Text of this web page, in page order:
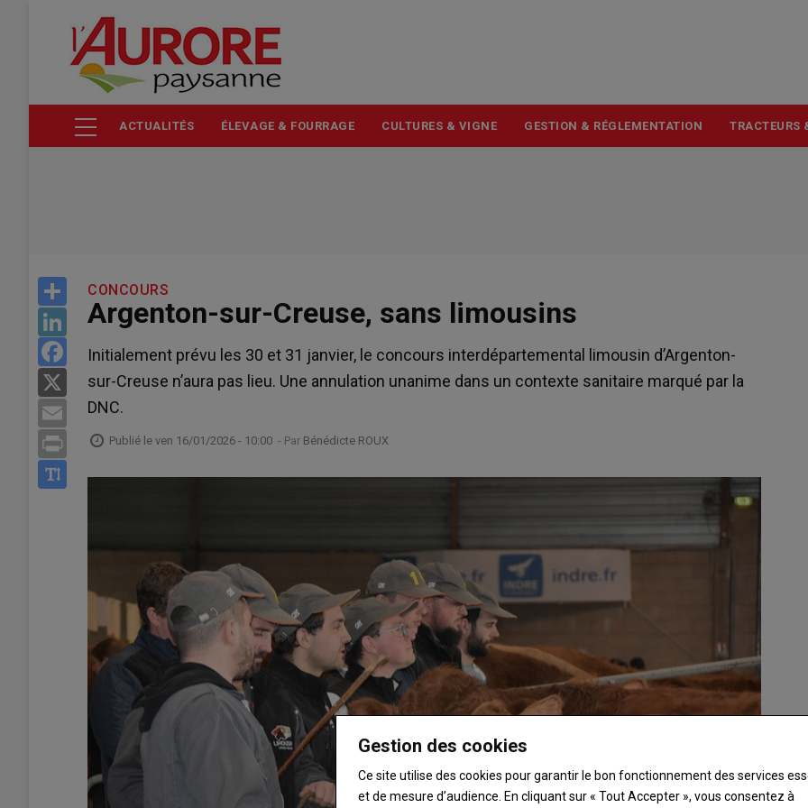
contenu
ACTUALITÉS ÉLEVAGE & FOURRAGE CULTURES & VIGNE GESTION & RÉGLEMENTATION TRACTEURS
Share
LinkedIn
Facebook
Email
Print
CONCOURS
Argenton-sur-Creuse, sans limousins
Initialement prévu les 30 et 31 janvier, le concours interdépartemental limousin d’Argenton-
sur-Creuse n’aura pas lieu. Une annulation unanime dans un contexte sanitaire marqué par la
DNC.
Publié le ven 16/01/2026 - 10:00 - Par Bénédicte ROUX
Gestion des cookies
Ce site utilise des cookies pour garantir le bon fonctionnement des services
et de mesure d’audience. En cliquant sur « Tout Accepter », vous consentez à